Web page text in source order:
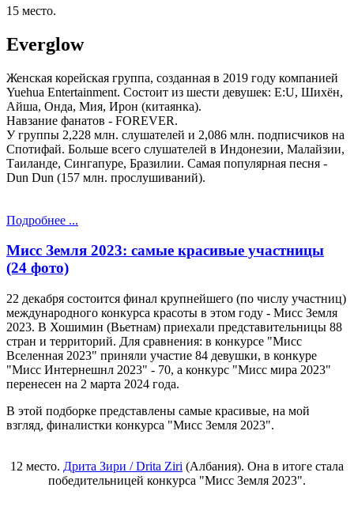
15 место.
Everglow
Женская корейская группа, созданная в 2019 году компанией
Yuehua Entertainment. Состоит из шести девушек: E:U, Шихён,
Айша, Онда, Мия, Ирон (китаянка).
Навзание фанатов - FOREVER.
У группы 2,228 млн. слушателей и 2,086 млн. подписчиков на
Спотифай. Больше всего слушателей в Индонезии, Малайзии,
Таиланде, Сингапуре, Бразилии. Самая популярная песня -
Dun Dun (157 млн. прослушиваний).
Подробнее ...
Мисс Земля 2023: самые красивые участницы
(24 фото)
22 декабря состоится финал крупнейшего (по числу участниц)
международного конкурса красоты в этом году - Мисс Земля
2023. В Хошимин (Вьетнам) приехали представительницы 88
стран и территорий. Для сравнения: в конкурсе "Мисс
Вселенная 2023" приняли участие 84 девушки, в конкуре
"Мисс Интернешнл 2023" - 70, а конкурс "Мисс мира 2023"
перенесен на 2 марта 2024 года.
В этой подборке представлены самые красивые, на мой
взгляд, финалистки конкурса "Мисс Земля 2023".
12 место. Дрита Зири / Drita Ziri (Албания). Она в итоге стала
победительницей конкурса "Мисс Земля 2023".